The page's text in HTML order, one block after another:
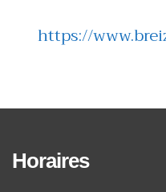
https://
Horaires